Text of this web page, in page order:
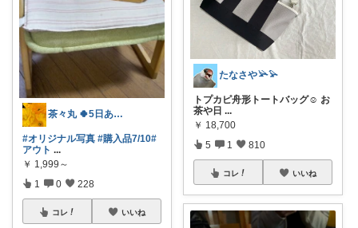
茶々丸 🍀5日ありがとう💞💞
#オリジナル写真 #購入品7/10#
アウト ...
￥ 1,999～
1 0 228
コレ いいね
たなさや𓅪𓅫
トプカピ舟形トートバッグ☺︎ お
茶や日 ...
￥ 18,700
5 1 810
コレ いいね